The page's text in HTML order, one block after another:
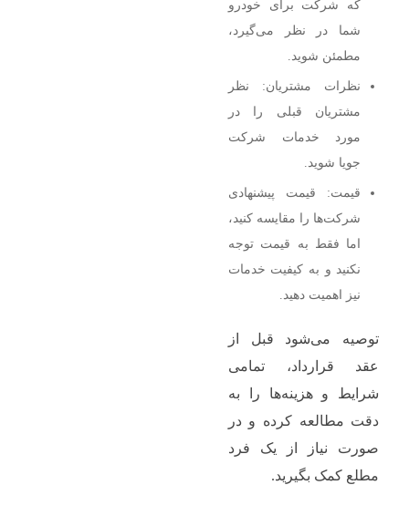
که شرکت برای خودرو
شما در نظر می‌گیرد،
مطمئن شوید.
نظرات مشتریان: نظر
مشتریان قبلی را در
مورد خدمات شرکت
جویا شوید.
قیمت: قیمت پیشنهادی
شرکت‌ها را مقایسه کنید،
اما فقط به قیمت توجه
نکنید و به کیفیت خدمات
نیز اهمیت دهید.
توصیه می‌شود قبل از
عقد قرارداد، تمامی
شرایط و هزینه‌ها را به
دقت مطالعه کرده و در
صورت نیاز از یک فرد
مطلع کمک بگیرید.